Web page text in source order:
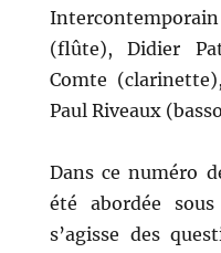
(flûte), Didier
Comte
Paul Riveaux
Dans ce numéro
été abordée
s’agisse des